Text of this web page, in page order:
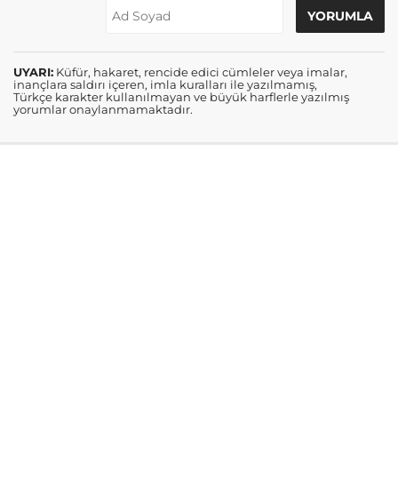
UYARI: Küfür, hakaret, rencide edici cümleler veya imalar,
inançlara saldırı içeren, imla kuralları ile yazılmamış,
Türkçe karakter kullanılmayan ve büyük harflerle yazılmış
yorumlar onaylanmamaktadır.